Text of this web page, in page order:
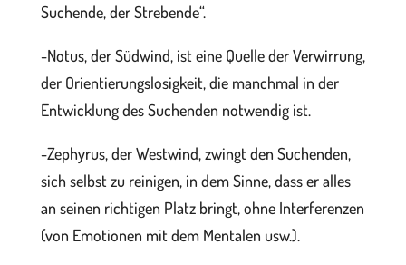
Suchende, der Strebende“.
-Notus, der Südwind, ist eine Quelle der Verwirrung,
der Orientierungslosigkeit, die manchmal in der
Entwicklung des Suchenden notwendig ist.
-Zephyrus, der Westwind, zwingt den Suchenden,
sich selbst zu reinigen, in dem Sinne, dass er alles
an seinen richtigen Platz bringt, ohne Interferenzen
(von Emotionen mit dem Mentalen usw.).